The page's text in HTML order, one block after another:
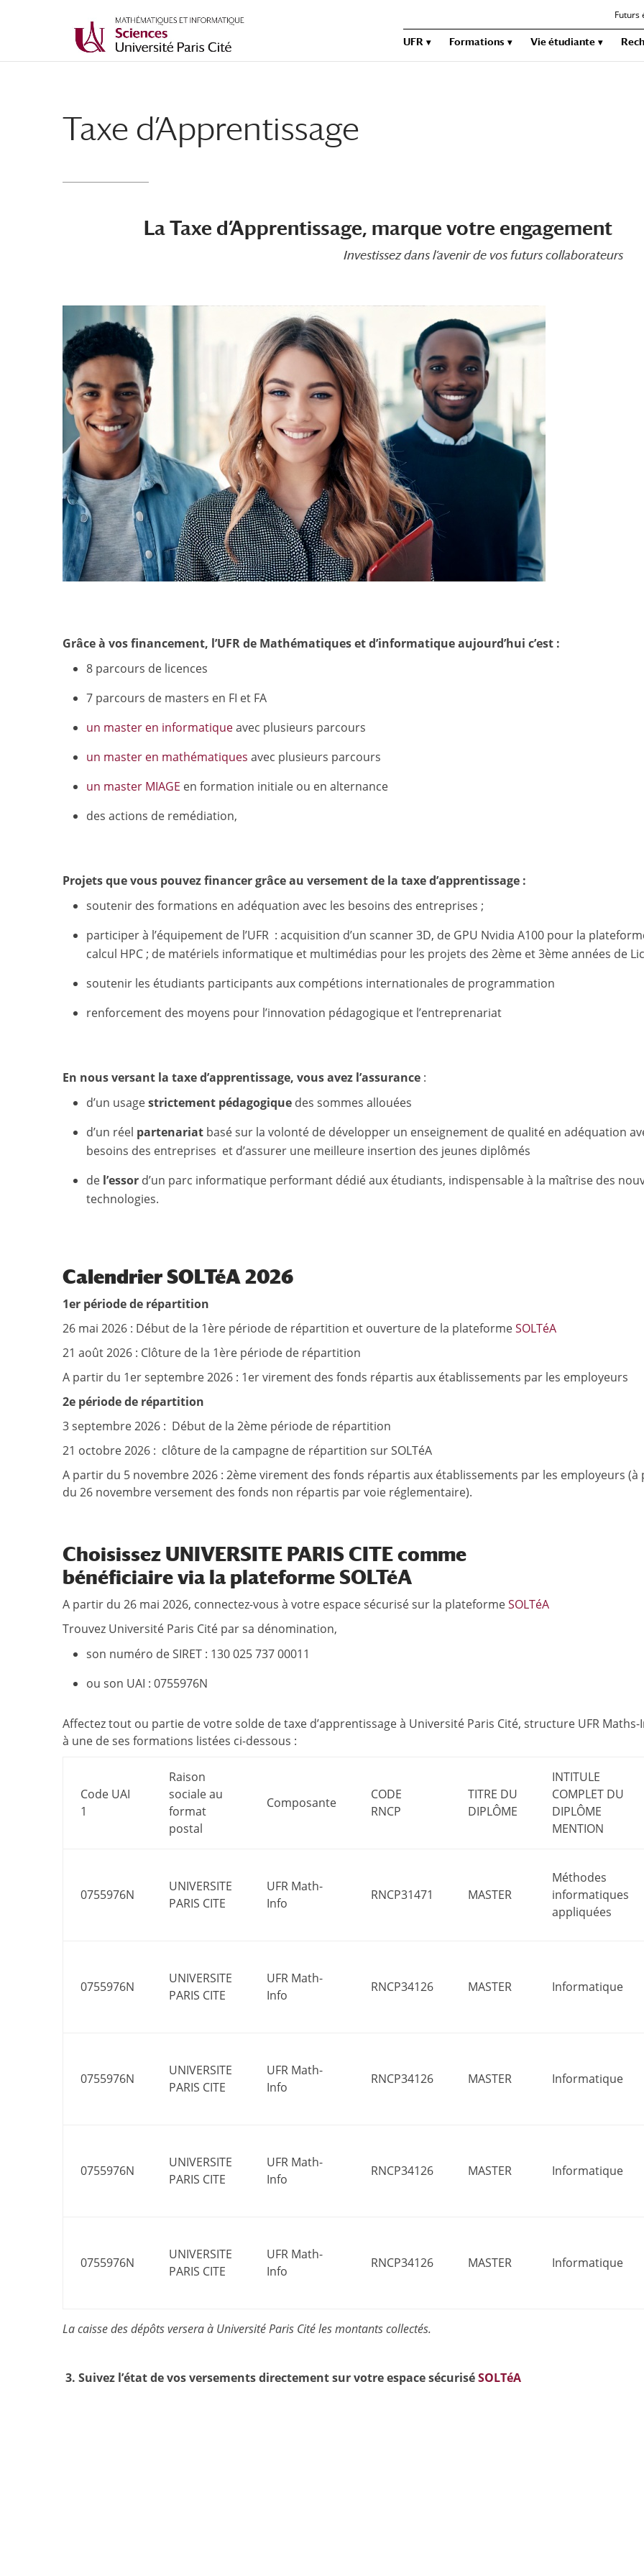
Futurs
UFR Formations Vie étudiante
Taxe d’Apprentissage
La Taxe d’Apprentissage, marque votre engagement
Investissez dans l’avenir de vos futurs collaborateurs
Grâce à vos financement, l’UFR de Mathématiques et d’informatique aujourd’hui c’est :
8 parcours de licences
7 parcours de masters en FI et FA
un master en informatiqueavec plusieurs parcours
un master en mathématiques avec plusieurs parcours
un master MIAGE en formation initiale ou en alternance
des actions de remédiation,
Projets que vous pouvez financer grâce au versement de la taxe d’apprentissage :
soutenir des formations en adéquation avec les besoins des entreprises ;
participer à l’équipement de l’UFR : acquisition d’un scanner 3D, de GPU Nvidia A100 pour la
calcul HPC ; de matériels informatique et multimédias pour les projets des 2ème et 3ème années de
soutenir les étudiants participants aux compétions internationales de programmation
renforcement des moyens pour l’innovation pédagogique et l’entreprenariat
En nous versant la taxe d’apprentissage, vous avez l’assurance :
d’un usagestrictement pédagogique des sommes allouées
d’un réel partenariat basé sur la volonté de développer un enseignement de qualité en adéquation
besoins des entreprises et d’assurer une meilleure insertion des jeunes diplômés
de l’essor d’un parc informatique performant dédié aux étudiants, indispensable à la maîtrise des
technologies.
Calendrier SOLTéA 2026
1er période de répartition
26 mai 2026 : Début de la 1ère période de répartition et ouverture de la plateformeSOLTéA
21 août 2026 : Clôture de la 1ère période de répartition
A partir du 1er septembre 2026 : 1er virement des fonds répartis aux établissements par les employeurs
2e période de répartition
3 septembre 2026 : Début de la 2ème période de répartition
21 octobre 2026 : clôture de la campagne de répartition sur SOLTéA
A partir du 5 novembre 2026 : 2ème virement des fonds répartis aux établissements par les employeurs (à
du 26 novembre versement des fonds non répartis par voie réglementaire).
Choisissez UNIVERSITE PARIS CITE comme
bénéficiaire via la plateforme SOLTéA
A partir du 26 mai 2026, connectez-vous à votre espace sécurisé sur la plateformeSOLTéA
Trouvez Université Paris Cité par sa dénomination,
son numéro de SIRET : 130 025 737 00011
ou son UAI : 0755976N
Affectez tout ou partie de votre solde de taxe d’apprentissage à Université Paris Cité, structure UFR Maths-
à une de ses formations listées ci-dessous :
Code UAI
1
Raison
sociale au
format
postal
Composante
CODE
RNCP
TITRE DU
DIPLÔME
INTITULE
COMPLET DU
DIPLÔME
MENTION
0755976N
UNIVERSITE
PARIS CITE
UFR Math-
Info
RNCP31471 MASTER
Méthodes
informatiques
appliquées
0755976N
UNIVERSITE
PARIS CITE
UFR Math-
Info
RNCP34126 MASTER Informatique
0755976N
UNIVERSITE
PARIS CITE
UFR Math-
Info
RNCP34126 MASTER Informatique
0755976N
UNIVERSITE
PARIS CITE
UFR Math-
Info
RNCP34126 MASTER Informatique
0755976N
UNIVERSITE
PARIS CITE
UFR Math-
Info
RNCP34126 MASTER Informatique
La caisse des dépôts versera à Université Paris Cité les montants collectés.
3. Suivez l’état de vos versements directement sur votre espace sécuriséSOLTéA